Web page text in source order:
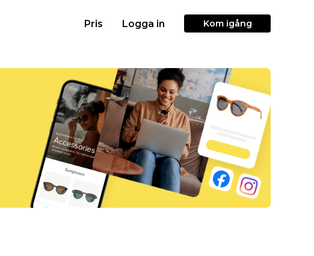
Pris Logga in Kom igång